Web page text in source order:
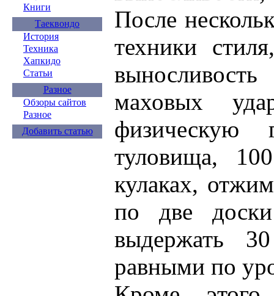
Книги
Таеквондо
История
Техника
Хапкидо
Статьи
Разное
Обзоры сайтов
Разное
Добавить статью
После
техники
маховых
физическую
туловища,
кулаках,
по две
выдержать
равными по